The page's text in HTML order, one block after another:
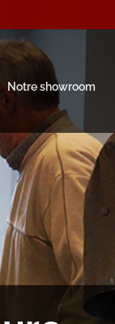
Notre showroom